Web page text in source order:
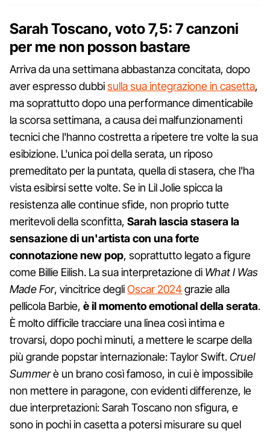
Sarah Toscano, voto 7,5: 7 canzoni
per me non posson bastare
Arriva da una settimana abbastanza concitata, dopo
aver espresso dubbisulla sua integrazione in casetta,
ma soprattutto dopo una performance dimenticabile
la scorsa settimana, a causa dei malfunzionamenti
tecnici che l'hanno costretta a ripetere tre volte la sua
esibizione. L'unica poi della serata, un riposo
premeditato per la puntata, quella di stasera, che l'ha
vista esibirsi sette volte. Se in Lil Jolie spicca la
resistenza alle continue sfide, non proprio tutte
meritevoli della sconfitta, Sarah lascia stasera la
sensazione di un'artista con una forte
connotazione new pop, soprattutto legato a figure
come Billie Eilish. La sua interpretazione di What I Was
Made For, vincitrice degliOscar 2024grazie alla
pellicola Barbie, è il momento emotional della serata.
È molto difficile tracciare una linea così intima e
trovarsi, dopo pochi minuti, a mettere le scarpe della
più grande popstar internazionale: Taylor Swift.Cruel
Summerè un brano così famoso, in cui è impossibile
non mettere in paragone, con evidenti differenze, le
due interpretazioni: Sarah Toscano non sfigura, e
sono in pochi in casetta a potersi misurare su quel